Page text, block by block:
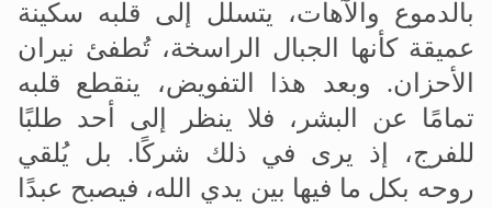
بالدموع والآهات، يتسلل إلى قلبه سكينة
عميقة كأنها الجبال الراسخة، تُطفئ نيران
الأحزان. وبعد هذا التفويض، ينقطع قلبه
تمامًا عن البشر، فلا ينظر إلى أحد طلبًا
للفرج، إذ يرى في ذلك شركًا. بل يُلقي
روحه بكل ما فيها بين يدي الله، فيصبح عبدًا